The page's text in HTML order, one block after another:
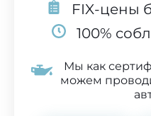
FIX-цены
100%
Мы как
можем